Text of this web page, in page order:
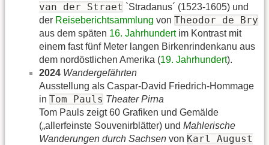
van der Straet `Stradanus´ (1523-1605) und
der Reiseberichtsammlung von Theodor de Bry
aus dem späten 16. Jahrhundertim Kontrast mit
einem fast fünf Meter langen Birkenrindenkanu aus
dem nordöstlichen Amerika (19. Jahrhundert).
2024 Wandergefährten
Ausstellung als Caspar-David Friedrich-Hommage
in Tom Pauls Theater Pirna
Tom Pauls zeigt 60 Grafiken und Gemälde
(„allerfeinste Souvenirblätter) und Mahlerische
Wanderungen durch Sachsen von Karl August